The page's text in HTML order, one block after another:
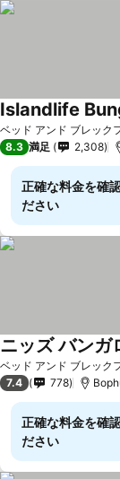
ベッド アンド ブレック
Islandlife
8.3 満足 2,308
正確な料金を確
ださい
ベッド アンド ブレック
ニッズ バンガ
7.4 778
正確な料金を確
ださい